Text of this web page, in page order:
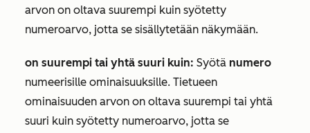
arvon on oltava suurempi kuin syötetty
numeroarvo, jotta se sisällytetään näkymään.
on suurempi tai yhtä suuri kuin: Syötä numero
numeerisille ominaisuuksille. Tietueen
ominaisuuden arvon on oltava suurempi tai yhtä
suuri kuin syötetty numeroarvo, jotta se